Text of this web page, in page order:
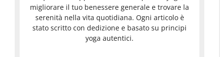
migliorare il tuo benessere generale e trovare la
serenità nella vita quotidiana. Ogni articolo è
stato scritto con dedizione e basato su principi
yoga autentici.